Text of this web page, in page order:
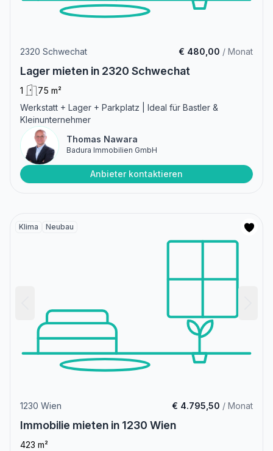
2320 Schwechat € 480,00 / Monat
Lager mieten in 2320 Schwechat
1
75 m²
Werkstatt + Lager + Parkplatz | Ideal für Bastler &
Kleinunternehmer
Thomas Nawara
Badura Immobilien GmbH
Anbieter kontaktieren
Klima Neubau
1230 Wien € 4.795,50 / Monat
Immobilie mieten in 1230 Wien
423 m²